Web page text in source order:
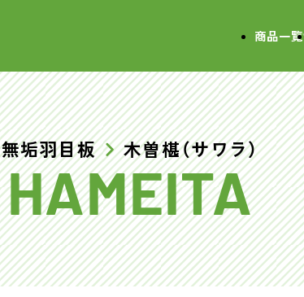
商品一覧
無垢羽目板 木曽椹（サワラ）